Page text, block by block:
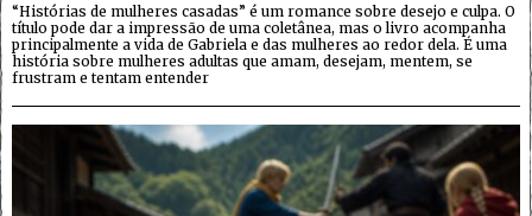
“Histórias de mulheres casadas” é um romance sobre desejo e culpa. O
título pode dar a impressão de uma coletânea, mas o livro acompanha
principalmente a vida de Gabriela e das mulheres ao redor dela. É uma
história sobre mulheres adultas que amam, desejam, mentem, se
frustram e tentam entender